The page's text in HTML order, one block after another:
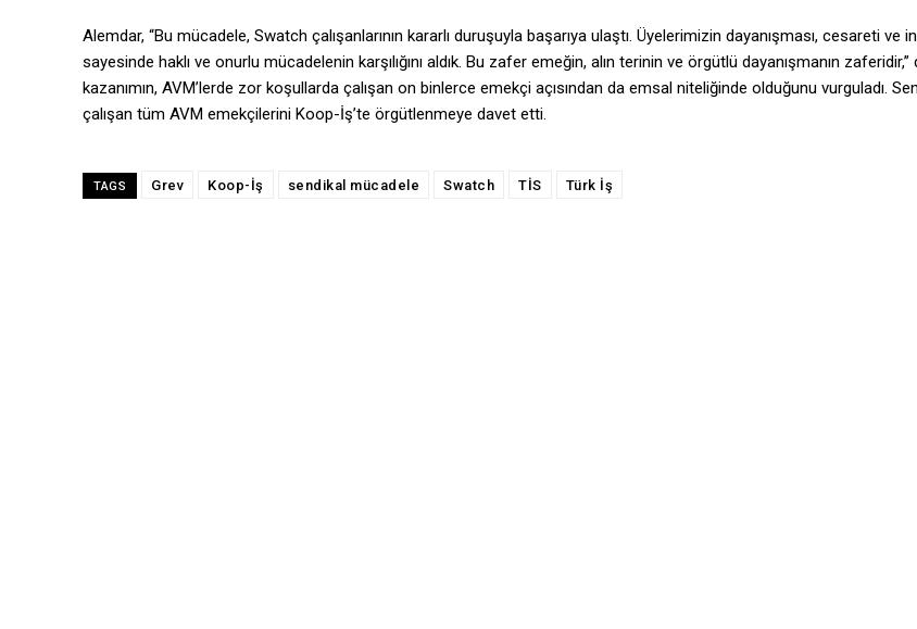
Alemdar, “Bu mücadele, Swatch çalışanlarının kararlı duruşuyla başarıya ulaştı. Üyelerimizin dayanışması, cesareti ve
sayesinde haklı ve onurlu mücadelenin karşılığını aldık. Bu zafer emeğin, alın terinin ve örgütlü dayanışmanın zaferidir,”
kazanımın, AVM’lerde zor koşullarda çalışan on binlerce emekçi açısından da emsal niteliğinde olduğunu vurguladı.
çalışan tüm AVM emekçilerini Koop-İş’te örgütlenmeye davet etti.
TAGS Grev Koop-İş sendikal mücadele Swatch TİS Türk İş